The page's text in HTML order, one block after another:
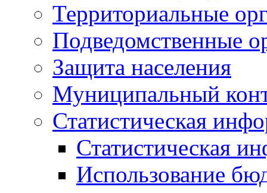
Территориальные
Подведомственные
Защита населения
Муниципальный
Статистическая
Статистическая
Использование